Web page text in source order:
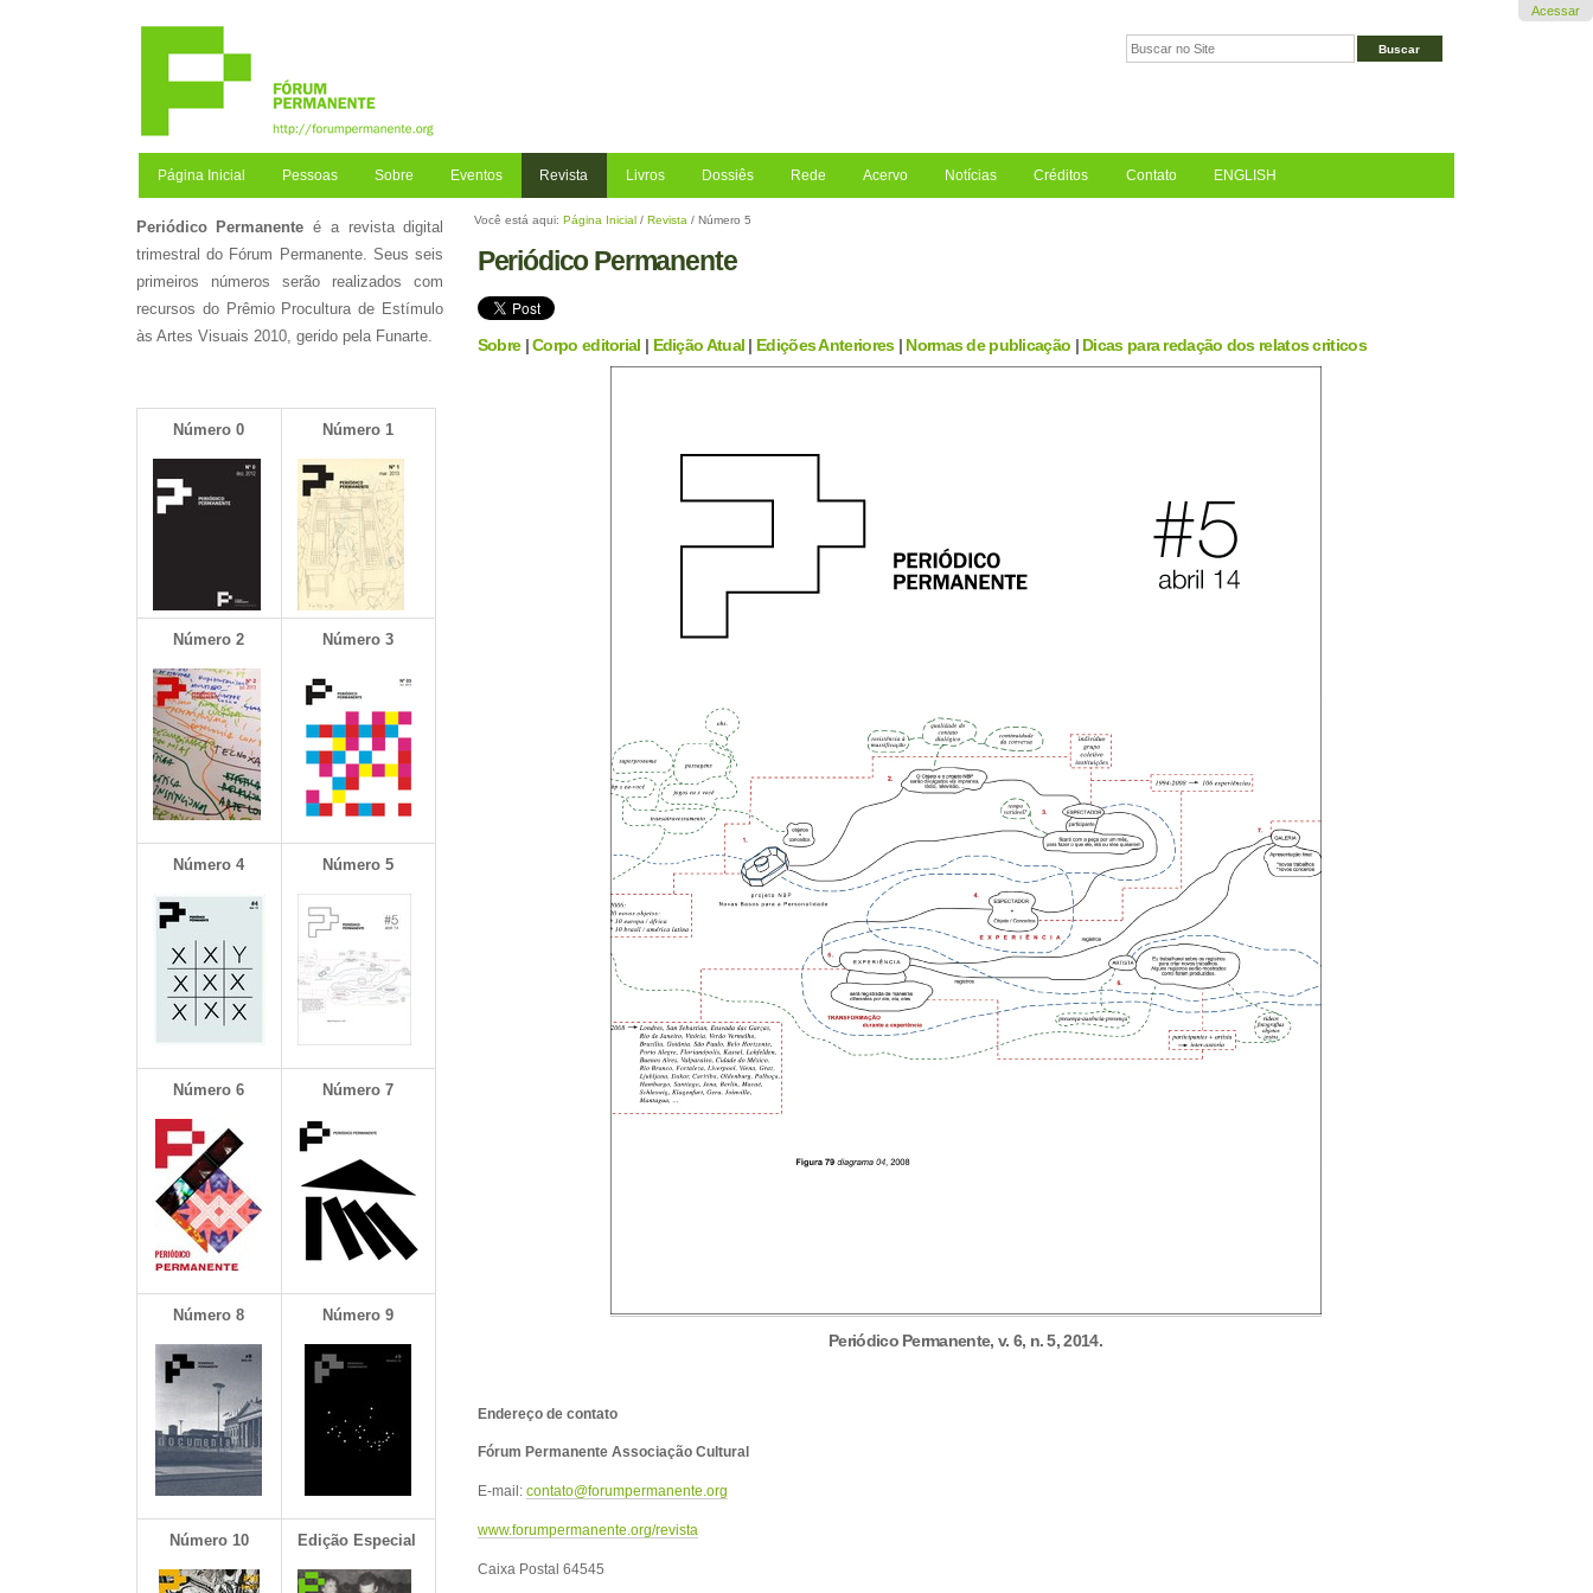
Acessar
Busca
Página Inicial Pessoas Sobre Eventos Revista Livros Dossiês Rede Acervo Notícias Créditos Contato ENGLISH
Você está aqui: Página Inicial / Revista / Número 5
Periódico Permanente
Sobre|Corpo editorial | Edição Atual | Edições Anteriores| Normas de publicação | Dicas para redação dos relatos criticos
Periódico Permanente, v. 6, n. 5, 2014.
Endereço de contato
Fórum Permanente Associação Cultural
E-mail: contato@forumpermanente.org
www.forumpermanente.org/revista
Caixa Postal 64545
Periódico Permanenteé a revista digital
trimestral do Fórum Permanente. Seus seis
primeiros números serão realizados com
recursos do Prêmio Procultura de Estímulo
às Artes Visuais 2010, gerido pela Funarte.
Número 0 Número 1
Número 2 Número 3
Número 4 Número 5
Número 6 Número 7
Número 8 Número 9
Número 10 Edição Especial